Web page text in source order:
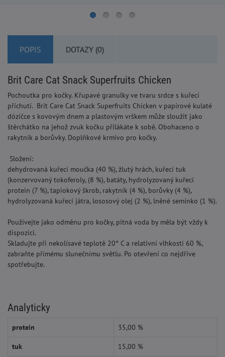
POPIS DOTAZY (0)
Brit Care Cat Snack Superfruits Chicken
Pochoutka pro kočky. Křupavé granulky ve tvaru srdce s kuřecí
příchutí. Brit Care Cat Snack Superfruits Chicken v papírové kulaté
dózičce s kovovým dnem a plastovým vrškem může sloužit jako
štěrchátko na jehož zvuk kočku přilákáte k sobě. Obohaceno o
rakytník a borůvky. Doplňkové krmivo pro kočky.
Složení:
dehydrovaná kuřecí moučka (40 %), žlutý hrách, kuřecí tuk
(konzervovaný tokoferoly, (8 %), batáty, hydrolyzovaný kuřecí
protein (7 %), tapiokový škrob, rakytník (4 %), borůvky (4 %),
hydrolyzovaná kuřecí játra, lososový olej (2 %), lněné semínko (1 %).
Používejte jako odměnu pro kočky, pitná voda by měla být vždy k
dispozici.
Skladujte při nekolísavé teplotě 20° C a relativní vlhkosti 60 %,
zabraňte přímému slunečnímu světlu. Po otevření co nejdříve
spotřebujte.
Analyticky
protein 35,00 %
tuk 15,00 %